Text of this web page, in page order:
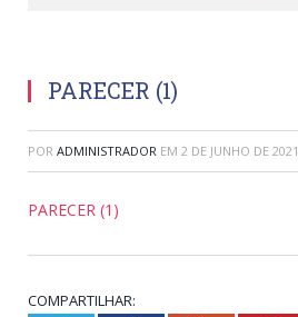
PARECER (1)
POR ADMINISTRADOR EM 2 DE JUNHO DE 2021
PARECER (1)
COMPARTILHAR: